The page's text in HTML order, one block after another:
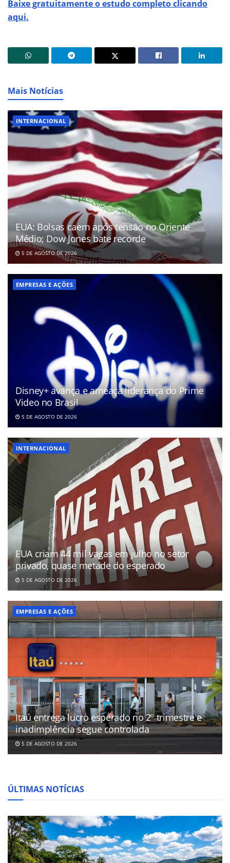
Baixe gratuitamente o estudo completo clicando
aqui.
Mais Notícias
INTERNACIONAL
EUA: Bolsas caem após tensão no Oriente
Médio; Dow Jones bate recorde
5 DE AGOSTO DE 2026
EMPRESAS E AÇÕES
Disney+ avança e ameaça liderança do Prime
Video no Brasil
5 DE AGOSTO DE 2026
INTERNACIONAL
EUA criam 44 mil vagas em julho no setor
privado, quase metade do esperado
5 DE AGOSTO DE 2026
EMPRESAS E AÇÕES
Itaú entrega lucro esperado no 2º trimestre e
inadimplência segue controlada
5 DE AGOSTO DE 2026
ÚLTIMAS NOTÍCIAS